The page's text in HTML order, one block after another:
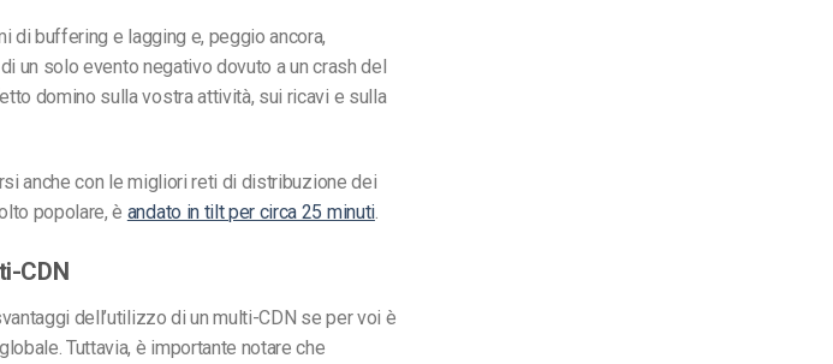
di buffering e lagging e, peggio ancora,
un solo evento negativo dovuto a un crash del
domino sulla vostra attività, sui ricavi e sulla
anche con le migliori reti di distribuzione dei
popolare, è andato in tilt per circa 25 minuti.
CDN
dell’utilizzo di un multi-CDN se per voi è
Tuttavia, è importante notare che